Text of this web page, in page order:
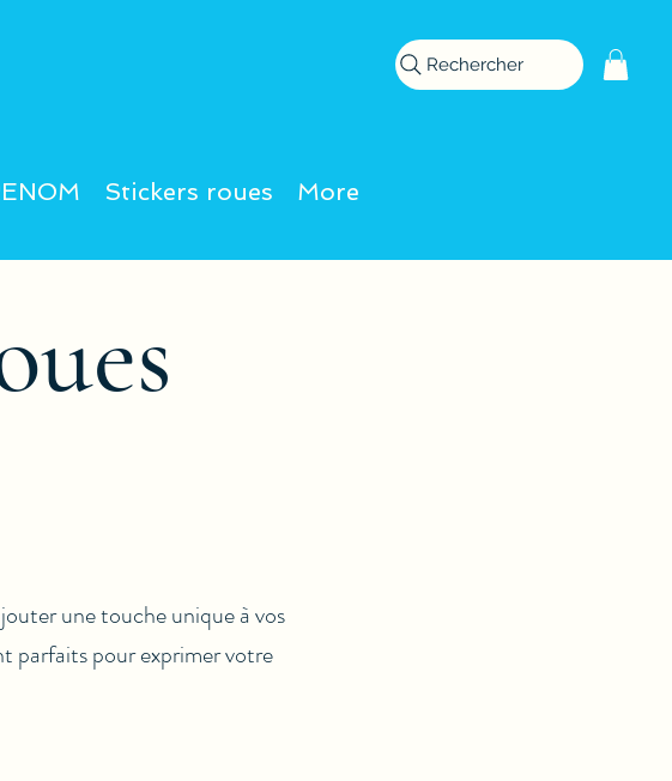
Stickers roues More
Rechercher
une touche unique à vos
parfaits pour exprimer votre